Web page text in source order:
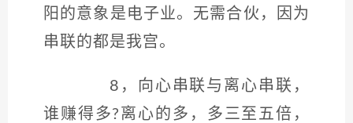
阳的意象是电子业。无需合伙，因为
串联的都是我宫。
8，向心串联与离心串联，
谁赚得多?离心的多，多三至五倍，